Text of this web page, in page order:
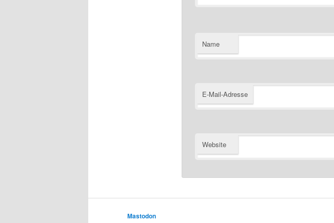
Name
E-Mail-Adresse
Website
Mastodon